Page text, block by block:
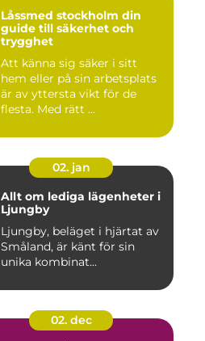
Låssmed stockholm din
guide till säkerhet och
trygghet
Att känna sig säker i sitt
hem eller på sin arbetsplats
är av yttersta vikt för de
flesta. Med rätt ...
02. jan
Allt om lediga lägenheter i
Ljungby
Ljungby, beläget i hjärtat av
Småland, är känt för sin
unika kombinat...
02. dec